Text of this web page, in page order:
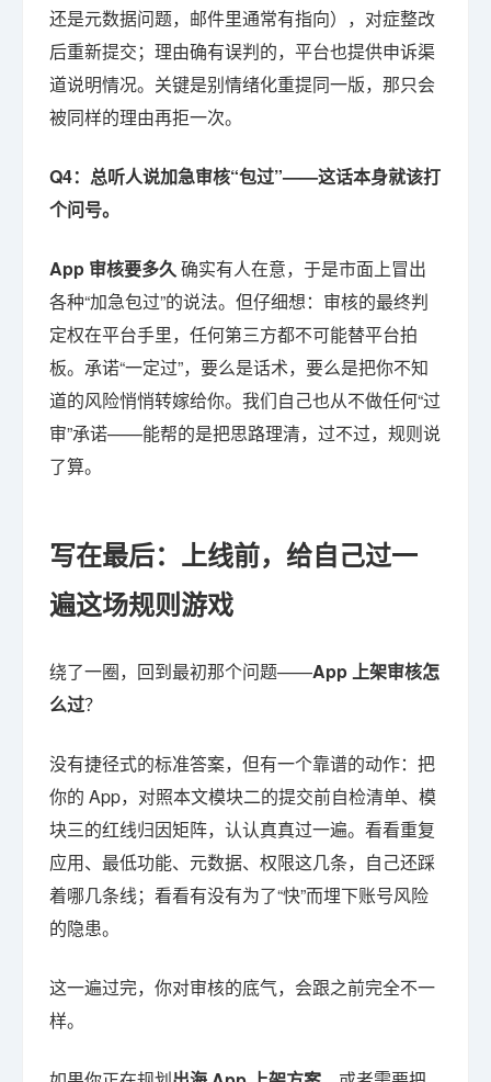
还是元数据问题，邮件里通常有指向），对症整改
后重新提交；理由确有误判的，平台也提供申诉渠
道说明情况。关键是别情绪化重提同一版，那只会
被同样的理由再拒一次。
Q4：总听人说加急审核“包过”——这话本身就该打
个问号。
App 审核要多久 确实有人在意，于是市面上冒出
各种“加急包过”的说法。但仔细想：审核的最终判
定权在平台手里，任何第三方都不可能替平台拍
板。承诺“一定过”，要么是话术，要么是把你不知
道的风险悄悄转嫁给你。我们自己也从不做任何“过
审”承诺——能帮的是把思路理清，过不过，规则说
了算。
写在最后：上线前，给自己过一
遍这场规则游戏
绕了一圈，回到最初那个问题——App 上架审核怎
么过？
没有捷径式的标准答案，但有一个靠谱的动作：把
你的 App，对照本文模块二的提交前自检清单、模
块三的红线归因矩阵，认认真真过一遍。看看重复
应用、最低功能、元数据、权限这几条，自己还踩
着哪几条线；看看有没有为了“快”而埋下账号风险
的隐患。
这一遍过完，你对审核的底气，会跟之前完全不一
样。